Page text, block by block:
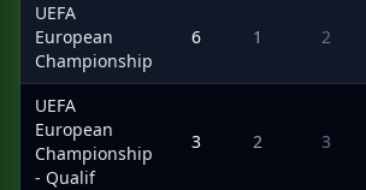
UEFA
European
Championship
6 1 2
UEFA
European
Championship
- Qualif
3 2 3